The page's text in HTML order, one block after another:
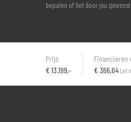
bepalen of het door jou
Prijs
€ 13.199,-
Financieren
€ 366,64 Let